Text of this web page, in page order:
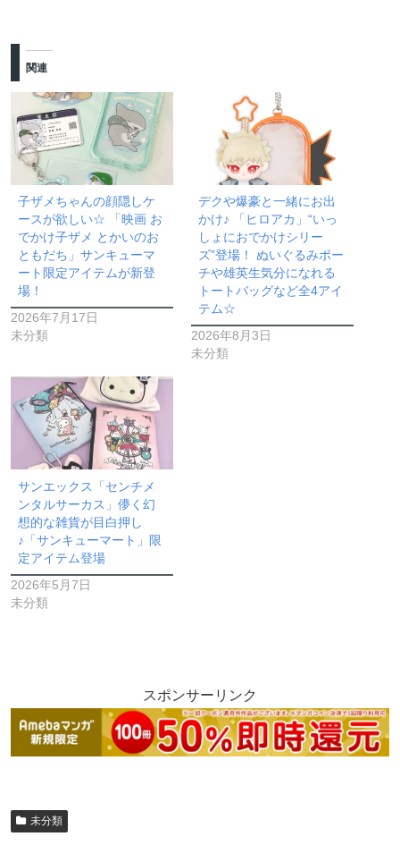
関連
子ザメちゃんの顔隠しケ
ースが欲しい☆ 「映画 お
でかけ子ザメ とかいのお
ともだち」サンキューマ
ート限定アイテムが新登
場！
2026年7月17日
未分類
デクや爆豪と一緒にお出
かけ♪ 「ヒロアカ」“いっ
しょにおでかけシリー
ズ”登場！ ぬいぐるみポー
チや雄英生気分になれる
トートバッグなど全4アイ
テム☆
2026年8月3日
未分類
サンエックス「センチメ
ンタルサーカス」儚く幻
想的な雑貨が目白押し
♪「サンキューマート」限
定アイテム登場
2026年5月7日
未分類
スポンサーリンク
未分類